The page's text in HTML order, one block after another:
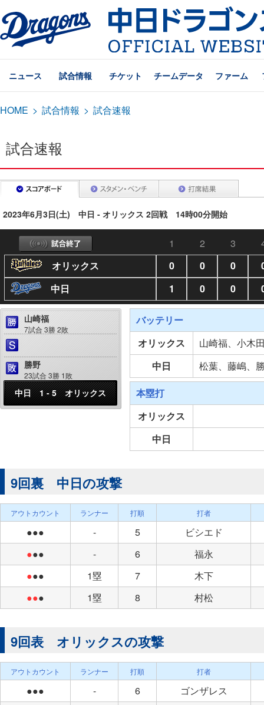
ニュース 試合情報 チケット チームデータ ファーム
HOME > 試合情報 > 試合速報
試合速報
2023年6月3日(土) 中日 - オリックス 2回戦 14時00分開始
1 2 3
オリックス
0 0 0
中日
1 0 0
山崎福
7試合 3勝 2敗
勝野
23試合 3勝 1敗
中日 1 - 5 オリックス
バッテリー
オリックス
山崎福、小木
中日
松葉、藤嶋、
本塁打
オリックス
中日
9回裏 中日の攻撃
アウトカウント ランナー 打順 打者
●●● - 5
ビシエド
●●● - 6
福永
●●● 1塁 7
木下
●●● 1塁 8 村松
9回表 オリックスの攻撃
アウトカウント ランナー 打順 打者
●●● - 6
ゴンザレス